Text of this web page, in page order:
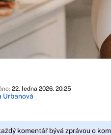
22. ledna 2026, 20:25
Urbanová
komentář bývá zprávou o